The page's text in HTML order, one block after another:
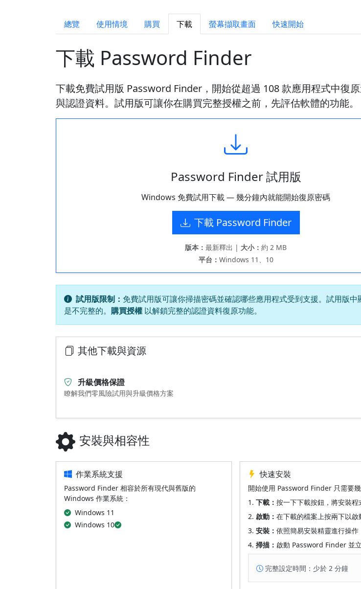
總覽 使用情境 購買 下載 螢幕擷取畫面 快速開始
下載 Password Finder
下載免費試用版 Password Finder，開始從超過 108 款應用程式中復
與認證資料。試用版可讓你在購買完整授權之前，先評估軟體的功能。
Password Finder 試用版
Windows 免費試用下載 — 幾分鐘內就能開始復原密碼
下載 Password Finder
版本： 最新釋出 | 大小： 約 2 MB
平台： Windows 11、10
試用版限制： 免費試用版可讓你掃描密碼並確認哪些應用程式受到支援。試用版中
是不完整的。 購買授權 以解鎖完整的認證資料復原功能。
其他下載與資源
升級價格保證
瞭解我們零風險試用與升級價格方案
安裝與相容性
作業系統支援
Password Finder 相容於所有現代與舊版的
Windows 作業系統：
Windows 11
Windows 10
快速安裝
開始使用 Password Finder 只需要幾
下載： 按一下下載按鈕，將安裝程
啟動： 在下載的檔案上按兩下以啟
安裝： 依照簡易安裝精靈進行操作
掃描： 啟動 Password Finder 並
完整設定時間：少於 2 分鐘